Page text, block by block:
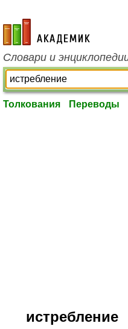
academic.ru
Словари и
Толкования Переводы
истребление